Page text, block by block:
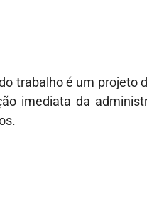
trabalho é um projeto
imediata da